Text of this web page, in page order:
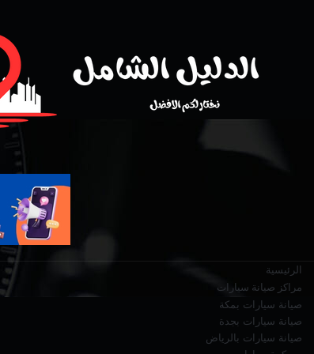
الرئيسية
مراكز صيانة سيارات
صيانة سيارات بمكة
صيانة سيارات بجدة
صيانة سيارات بالرياض